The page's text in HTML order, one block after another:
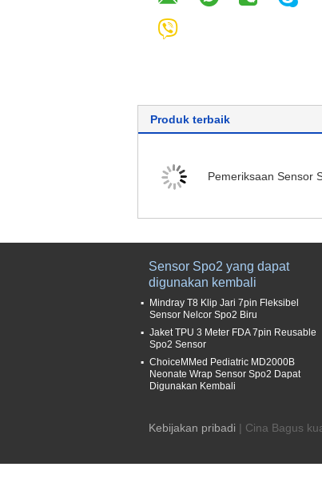
Produk terbaik
Pemeriksaan Sensor
Sensor Spo2 yang dapat
digunakan kembali
Mindray T8 Klip Jari 7pin Fleksibel
Sensor Nelcor Spo2 Biru
Jaket TPU 3 Meter FDA 7pin Reusable
Spo2 Sensor
ChoiceMMed Pediatric MD2000B
Neonate Wrap Sensor Spo2 Dapat
Digunakan Kembali
Kebijakan pribadi | Cina Bagus